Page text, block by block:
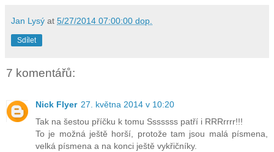
Jan Lysý at 5/27/2014 07:00:00 dop.
Sdílet
7 komentářů:
Nick Flyer 27. května 2014 v 10:20
Tak na šestou příčku k tomu Sssssss patří i RRRrrrr!!!
To je možná ještě horší, protože tam jsou malá písmena,
velká písmena a na konci ještě vykřičníky.